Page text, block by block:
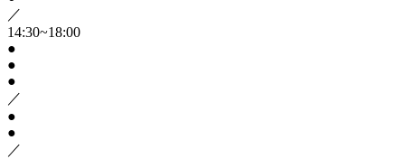
／
14:30~18:00
●
●
●
／
●
●
／